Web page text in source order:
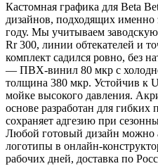
Кастомная графика для Beta
дизайнов, подходящих
году. Мы учитываем
Rr 300, линии обтекателей и
комплект садился ровно, без
— ПВХ-винил 80 мкр с
толщина 380 мкр. Устойчив к
мойке высокого давления.
основе разработан для гибких
сохраняет адгезию при
Любой готовый дизайн можно
логотипы в онлайн-
рабочих дней, доставка по